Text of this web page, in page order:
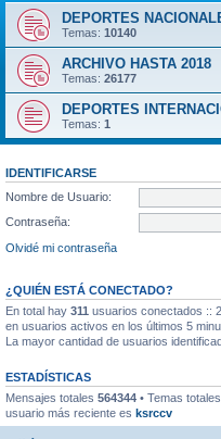
DEPORTES
Temas: 10140
ARCHIVO HASTA 2018
Temas: 26177
DEPORTES
Temas: 1
IDENTIFICARSE
Nombre de Usuario:
Contraseña:
Olvidé mi contraseña
¿QUIÉN ESTÁ CONECTADO?
En total hay 311 usuarios conectados ::
en usuarios activos en los últimos 5
La mayor cantidad de usuarios
ESTADÍSTICAS
Mensajes totales 564344 • Temas totales
usuario más reciente es ksrccv